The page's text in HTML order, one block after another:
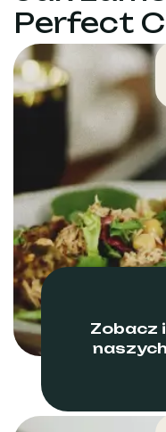
Perfect
Zobacz